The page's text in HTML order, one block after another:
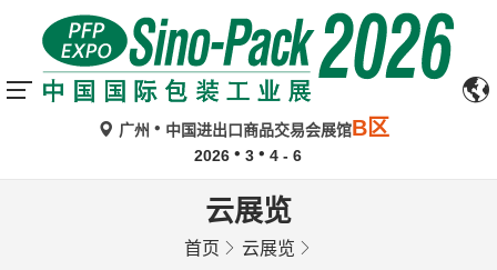
广州 中国进出口商品交易会展馆B区
2026 3 4 - 6
云展览
首页 云展览